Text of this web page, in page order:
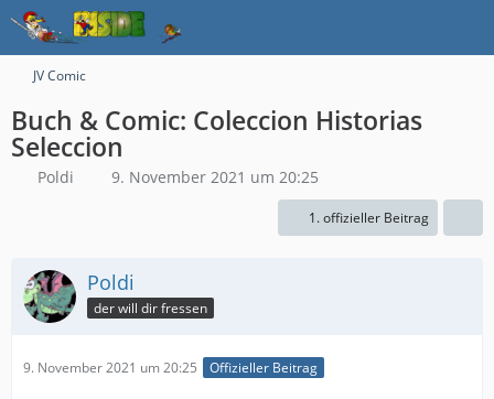
JV Comic
Buch & Comic: Coleccion Historias
Seleccion
Poldi 9. November 2021 um 20:25
1. offizieller Beitrag
Poldi
der will dir fressen
9. November 2021 um 20:25 Offizieller Beitrag